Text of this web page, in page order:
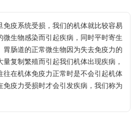
疫系统受损，我们的机体就比较容易
微生物感染而引起疾病，同时平时寄生
胃肠道的正常微生物因为失去免疫力的
量复制繁殖而引起我们机体出现疾病，
往在机体免疫力正常时是不会引起机体
免疫力受损时才会引发疾病，我们称为